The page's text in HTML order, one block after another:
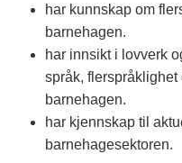
har kunnskap om
barnehagen.
har innsikt i lovverk
språk,
barnehagen.
har kjennskap til
barnehagesektoren.